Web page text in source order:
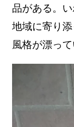
品がある。い
地域に寄り
風格が漂って